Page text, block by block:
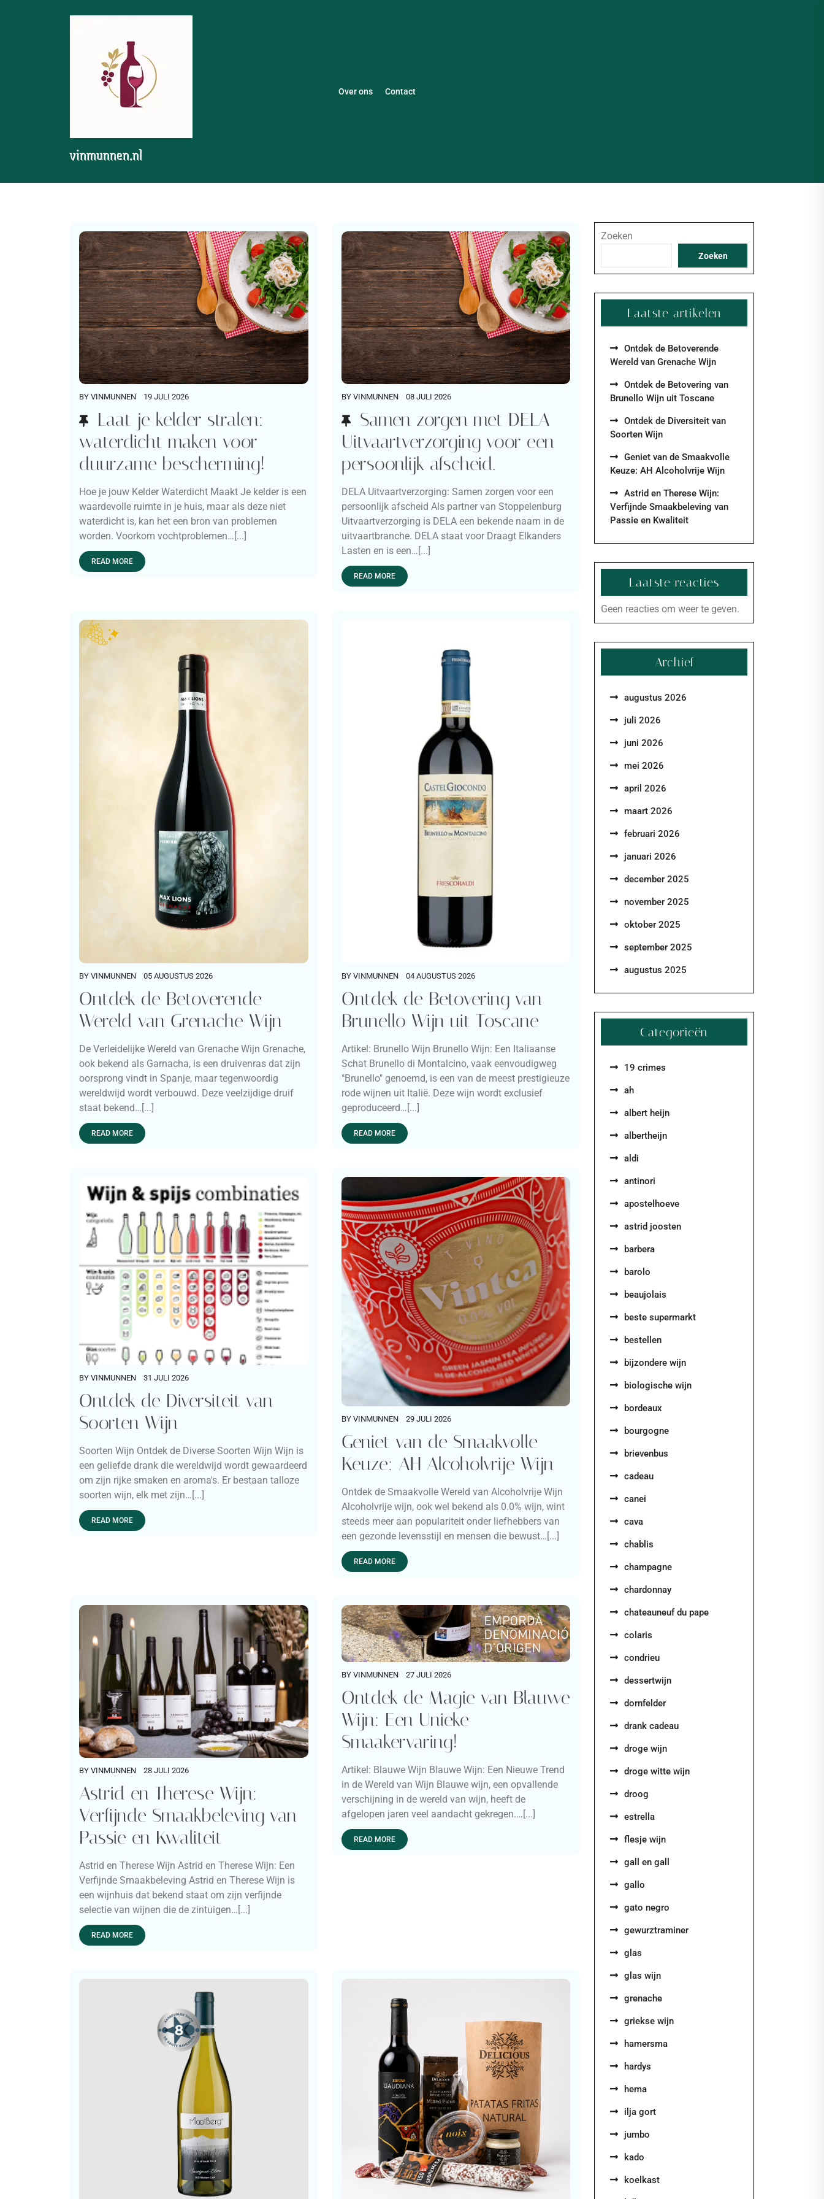
vinmunnen.nl
Over ons Contact
BY VINMUNNEN 19 JULI 2026
Laat je kelder stralen:
waterdicht maken voor
duurzame bescherming!
Hoe je jouw Kelder Waterdicht Maakt Je kelder is een
waardevolle ruimte in je huis, maar als deze niet
waterdicht is, kan het een bron van problemen
worden. Voorkom vochtproblemen…[...]
READ MORE
BY VINMUNNEN 08 JULI 2026
Samen zorgen met DELA
Uitvaartverzorging voor een
persoonlijk afscheid.
DELA Uitvaartverzorging: Samen zorgen voor een
persoonlijk afscheid Als partner van Stoppelenburg
Uitvaartverzorging is DELA een bekende naam in de
uitvaartbranche. DELA staat voor Draagt Elkanders
Lasten en is een…[...]
READ MORE
BY VINMUNNEN 05 AUGUSTUS 2026
Ontdek de Betoverende
Wereld van Grenache Wijn
De Verleidelijke Wereld van Grenache Wijn Grenache,
ook bekend als Garnacha, is een druivenras dat zijn
oorsprong vindt in Spanje, maar tegenwoordig
wereldwijd wordt verbouwd. Deze veelzijdige druif
staat bekend…[...]
READ MORE
BY VINMUNNEN 04 AUGUSTUS 2026
Ontdek de Betovering van
Brunello Wijn uit Toscane
Artikel: Brunello Wijn Brunello Wijn: Een Italiaanse
Schat Brunello di Montalcino, vaak eenvoudigweg
"Brunello" genoemd, is een van de meest prestigieuze
rode wijnen uit Italië. Deze wijn wordt exclusief
geproduceerd…[...]
READ MORE
BY VINMUNNEN 31 JULI 2026
Ontdek de Diversiteit van
Soorten Wijn
Soorten Wijn Ontdek de Diverse Soorten Wijn Wijn is
een geliefde drank die wereldwijd wordt gewaardeerd
om zijn rijke smaken en aroma's. Er bestaan talloze
soorten wijn, elk met zijn…[...]
READ MORE
BY VINMUNNEN 29 JULI 2026
Geniet van de Smaakvolle
Keuze: AH Alcoholvrije Wijn
Ontdek de Smaakvolle Wereld van Alcoholvrije Wijn
Alcoholvrije wijn, ook wel bekend als 0.0% wijn, wint
steeds meer aan populariteit onder liefhebbers van
een gezonde levensstijl en mensen die bewust…[...]
READ MORE
BY VINMUNNEN 28 JULI 2026
Astrid en Therese Wijn:
Verfijnde Smaakbeleving van
Passie en Kwaliteit
Astrid en Therese Wijn Astrid en Therese Wijn: Een
Verfijnde Smaakbeleving Astrid en Therese Wijn is
een wijnhuis dat bekend staat om zijn verfijnde
selectie van wijnen die de zintuigen…[...]
READ MORE
BY VINMUNNEN 27 JULI 2026
Ontdek de Magie van Blauwe
Wijn: Een Unieke
Smaakervaring!
Artikel: Blauwe Wijn Blauwe Wijn: Een Nieuwe Trend
in de Wereld van Wijn Blauwe wijn, een opvallende
verschijning in de wereld van wijn, heeft de
afgelopen jaren veel aandacht gekregen.…[...]
READ MORE
Zoeken
Zoeken
Laatste artikelen
Ontdek de Betoverende
Wereld van Grenache Wijn
Ontdek de Betovering van
Brunello Wijn uit Toscane
Ontdek de Diversiteit van
Soorten Wijn
Geniet van de Smaakvolle
Keuze: AH Alcoholvrije Wijn
Astrid en Therese Wijn:
Verfijnde Smaakbeleving van
Passie en Kwaliteit
Laatste reacties
Geen reacties om weer te geven.
Archief
augustus 2026
juli 2026
juni 2026
mei 2026
april 2026
maart 2026
februari 2026
januari 2026
december 2025
november 2025
oktober 2025
september 2025
augustus 2025
Categorieën
19 crimes
ah
albert heijn
albertheijn
aldi
antinori
apostelhoeve
astrid joosten
barbera
barolo
beaujolais
beste supermarkt
bestellen
bijzondere wijn
biologische wijn
bordeaux
bourgogne
brievenbus
cadeau
canei
cava
chablis
champagne
chardonnay
chateauneuf du pape
colaris
condrieu
dessertwijn
dornfelder
drank cadeau
droge wijn
droge witte wijn
droog
estrella
flesje wijn
gall en gall
gallo
gato negro
gewurztraminer
glas
glas wijn
grenache
griekse wijn
hamersma
hardys
hema
ilja gort
jumbo
kado
koelkast